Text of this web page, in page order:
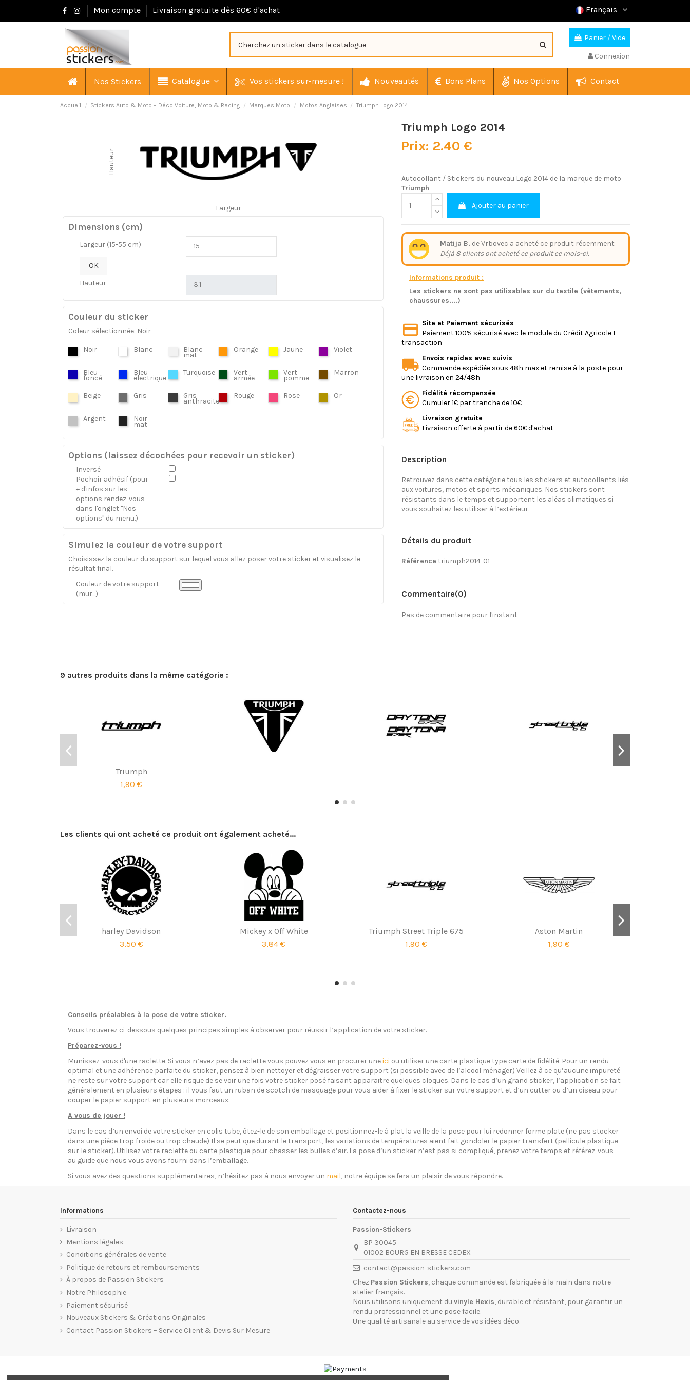
Mon compte Livraison gratuite dès 60€ d'achat Français
Panier /Vide
Connexion
Nos Stickers Catalogue Vos stickers sur-mesure ! Nouveautés Bons Plans Nos Options Contact
Accueil Stickers Auto & Moto – Déco Voiture, Moto & Racing Marques Moto Motos Anglaises Triumph Logo 2014
Hauteur
Largeur
Dimensions (cm)
Largeur (15-55 cm)
OK
Hauteur
Couleur du sticker
Coleur sélectionnée: Noir
Noir Blanc Blanc
mat
Orange Jaune Violet
Bleu
foncé
Bleu
électrique
Turquoise Vert
armée
Vert
pomme
Marron
Beige Gris Gris
anthracite
Rouge Rose Or
Argent Noir
mat
Options (laissez décochées pour recevoir un sticker)
Inversé
Pochoir adhésif (pour
+ d'infos sur les
options rendez-vous
dans l'onglet "Nos
options" du menu.)
Simulez la couleur de votre support
Choisissez la couleur du support sur lequel vous allez poser votre sticker et visualisez le
résultat final.
Couleur de votre support
(mur...)
Triumph Logo 2014
Prix: 2.40 €
Autocollant / Stickers du nouveau Logo 2014 de la marque de moto
Triumph
Ajouter au panier
Matija B. de Vrbovec a acheté ce produit récemment
Déjà 8 clients ont acheté ce produit ce mois-ci.
Informations produit :
Les stickers ne sont pas utilisables sur du textile (vêtements,
chaussures....)
Site et Paiement sécurisés
Paiement 100% sécurisé avec le module du Crédit Agricole E-
transaction
Envois rapides avec suivis
Commande expédiée sous 48h max et remise à la poste pour
une livraison en 24/48h
Fidélité récompensée
Cumuler 1€ par tranche de 10€
Livraison gratuite
Livraison offerte à partir de 60€ d'achat
Description
Retrouvez dans cette catégorie tous les stickers et autocollants liés
aux voitures, motos et sports mécaniques. Nos stickers sont
résistants dans le temps et supportent les aléas climatiques si
vous souhaitez les utiliser à l’extérieur.
Détails du produit
Référence triumph2014-01
Commentaire(0)
Pas de commentaire pour l'instant
9 autres produits dans la même catégorie :
Triumph
1,90 €
Les clients qui ont acheté ce produit ont également acheté...
harley Davidson
3,50 €
Mickey x Off White
3,84 €
Triumph Street Triple 675
1,90 €
Aston Martin
1,90 €
Conseils préalables à la pose de votre sticker.
Vous trouverez ci-dessous quelques principes simples à observer pour réussir l’application de votre sticker.
Préparez-vous !
Munissez-vous d'une raclette. Si vous n’avez pas de raclette vous pouvez vous en procurer uneici ou utiliser une carte plastique type carte de fidélité. Pour un rendu
optimal et une adhérence parfaite du sticker, pensez à bien nettoyer et dégraisser votre support (si possible avec de l’alcool ménager) Veillez à ce qu’aucune impureté
ne reste sur votre support car elle risque de se voir une fois votre sticker posé faisant apparaitre quelques cloques. Dans le cas d’un grand sticker, l’application se fait
généralement en plusieurs étapes : il vous faut un ruban de scotch de masquage pour vous aider à fixer le sticker sur votre support et d’un cutter ou d’un ciseau pour
couper le papier support en plusieurs morceaux.
A vous de jouer !
Dans le cas d’un envoi de votre sticker en colis tube, ôtez-le de son emballage et positionnez-le à plat la veille de la pose pour lui redonner forme plate (ne pas stocker
dans une pièce trop froide ou trop chaude) Il se peut que durant le transport, les variations de températures aient fait gondoler le papier transfert (pellicule plastique
sur le sticker). Utilisez votre raclette ou carte plastique pour chasser les bulles d’air. La pose d’un sticker n’est pas si compliqué, prenez votre temps et référez-vous
au guide que nous vous avons fourni dans l’emballage.
Si vous avez des questions supplémentaires, n’hésitez pas à nous envoyer un mail, notre équipe se fera un plaisir de vous répondre.
Informations
Livraison
Mentions légales
Conditions générales de vente
Politique de retours et remboursements
À propos de Passion Stickers
Notre Philosophie
Paiement sécurisé
Nouveaux Stickers & Créations Originales
Contact Passion Stickers – Service Client & Devis Sur Mesure
Contactez-nous
Passion-Stickers
BP 30045
01002 BOURG EN BRESSE CEDEX
contact@passion-stickers.com
Chez Passion Stickers, chaque commande est fabriquée à la main dans notre
atelier français.
Nous utilisons uniquement du vinyle Hexis, durable et résistant, pour garantir un
rendu professionnel et une pose facile.
Une qualité artisanale au service de vos idées déco.